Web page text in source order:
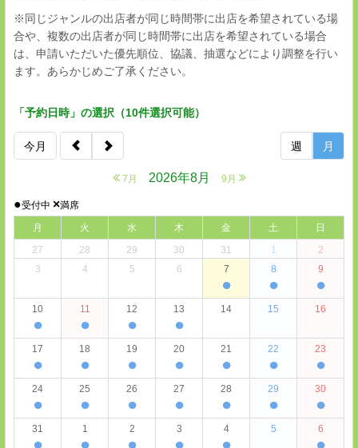
※同じジャンルの出店者が同じ時間帯に出店を希望されている場
合や、複数の出店者が同じ時間帯に出店を希望されている場合
は、申請いただいた優先順位、協議、抽選などにより調整を行い
ます。あらかじめご了承ください。
「予約日時」の選択（10件選択可能）
今月
7月 2026年8月 9月
週 月
●受付中 ×満席
月
火 水 木 金 土
日
27
28 29 30 31 1
2
3
4 5 6 7
●
8
●
9
●
10
●
11
●
12
●
13
●
14 15 16
17
●
18
●
19
●
20
●
21
●
22
●
23
●
24
●
25
●
26
●
27
●
28
●
29
●
30
●
31 1 2 3 4 5 6